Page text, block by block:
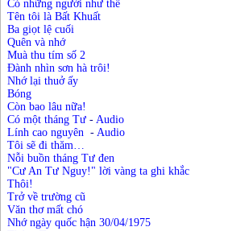
Có những người như thế
Tên tôi là Bất Khuất
Ba giọt lệ cuối
Quên và nhớ
Muà thu tím số 2
Đành nhìn sơn hà trôi!
Nhớ lại thuở ấy
Bóng
Còn bao lâu nữa!
Có một tháng Tư - Audio
Lính cao nguyên - Audio
Tôi sẽ đi thăm…
Nỗi buồn tháng Tư đen
"Cư An Tư Nguy!" lời vàng ta ghi khắc
Thôi!
Trở về trường cũ
Văn thơ mất chó
Nhớ ngày quốc hận 30/04/1975